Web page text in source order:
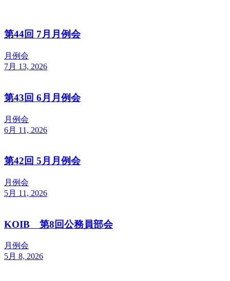
第44回 7月月例会
月例会
7月 13, 2026
第43回 6月月例会
月例会
6月 11, 2026
第42回 5月月例会
月例会
5月 11, 2026
KOIB 第8回公務員部会
月例会
5月 8, 2026